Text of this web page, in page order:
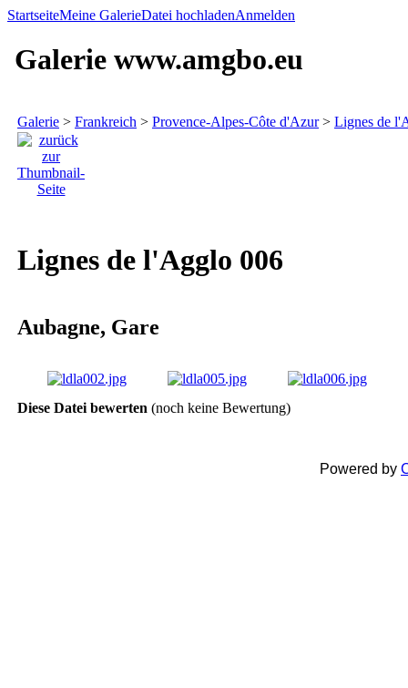
StartseiteMeine GalerieDatei hochladenAnmelden
Galerie www.amgbo.eu
Galerie > Frankreich > Provence-Alpes-Côte d'Azur> Lignes de
Lignes de l'Agglo 006
Aubagne, Gare
Diese Datei bewerten (noch keine Bewertung)
Powered by